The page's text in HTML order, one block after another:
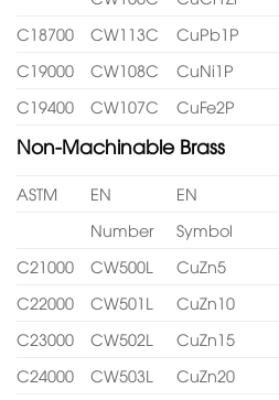
C18700
CW113C CuPb1P
C19000
CW108C CuNi1P
C19400
CW107C CuFe2P
Non-Machinable Brass
ASTM EN EN
Number
Symbol
C21000
CW500L CuZn5
C22000
CW501L CuZn10
C23000
CW502L CuZn15
C24000
CW503L CuZn20